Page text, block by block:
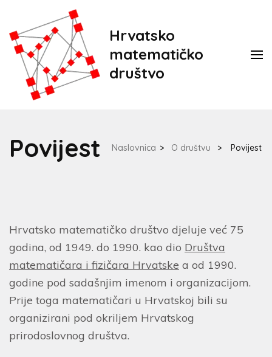
Hrvatsko
matematičko
društvo
Povijest Naslovnica > O društvu > Povijest
Hrvatsko matematičko društvo djeluje već 75
godina, od 1949. do 1990. kao dio Društva
matematičara i fizičara Hrvatske a od 1990.
godine pod sadašnjim imenom i organizacijom.
Prije toga matematičari u Hrvatskoj bili su
organizirani pod okriljem Hrvatskog
prirodoslovnog društva.